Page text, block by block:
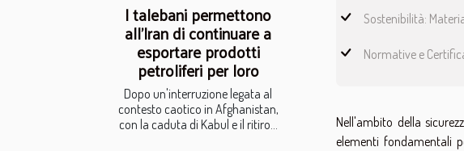
I talebani permettono
all’Iran di continuare a
esportare prodotti
petroliferi per loro
Dopo un'interruzione legata al
contesto caotico in Afghanistan,
con la caduta di Kabul e il ritiro...
Sostenibilità:
Normative e
Nell'ambito della
elementi fondamentali